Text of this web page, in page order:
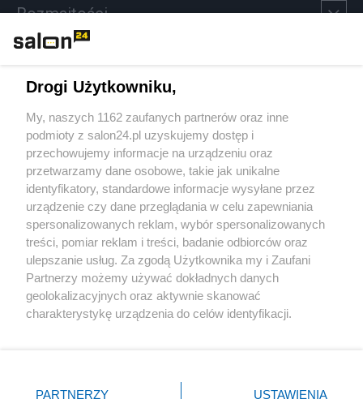
Rozmaitości
Sport
Społeczeństwo
Kultura
X Facebook Instagram Youtube
Drogi Użytkowniku,
My, naszych 1162 zaufanych partnerów oraz inne
podmioty z salon24.pl uzyskujemy dostęp i
przechowujemy informacje na urządzeniu oraz
przetwarzamy dane osobowe, takie jak unikalne
identyfikatory, standardowe informacje wysyłane przez
urządzenie czy dane przeglądania w celu zapewniania
spersonalizowanych reklam, wybór spersonalizowanych
treści, pomiar reklam i treści, badanie odbiorców oraz
ulepszanie usług. Za zgodą Użytkownika my i Zaufani
Partnerzy możemy używać dokładnych danych
geolokalizacyjnych oraz aktywnie skanować
charakterystykę urządzenia do celów identyfikacji.
zmienić/wycofać klikając przycisk ustawień prywatności
PARTNERZY USTAWIENIA